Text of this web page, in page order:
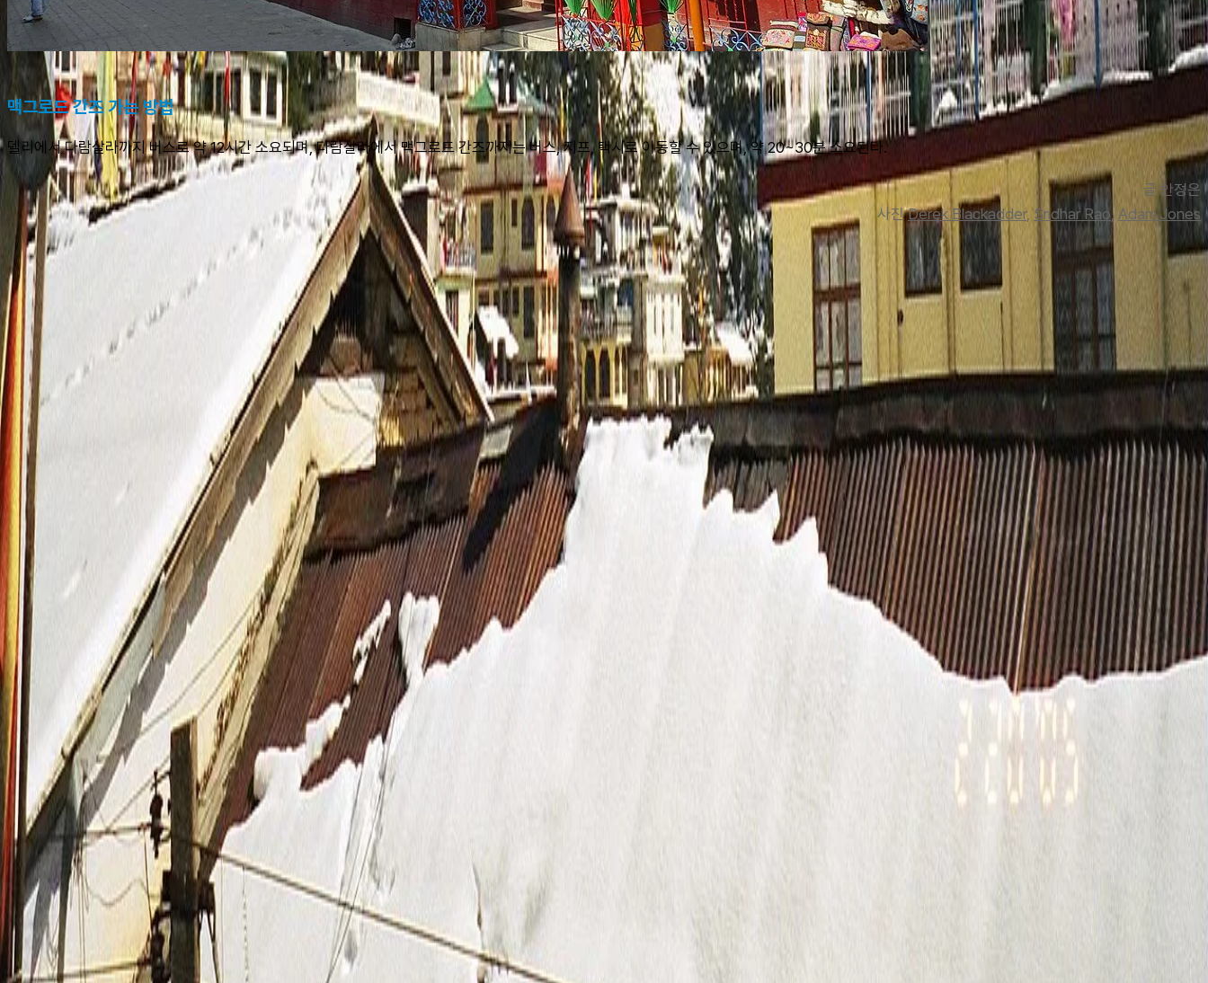
맥그로드 간즈 가는 방법
델리에서 다람살라까지 버스로 약 12시간 소요되며, 다람살라에서 맥그로드 간즈까지는 버스, 지프, 택시로 이동할 수 있으며, 약 20~30분 소요된다.
글 안정은
사진 Derek Blackadder, Sridhar Rao, Adam Jones
맨 위로
여행지
아프리카
중남미
북미
스타일
익스페디션
신발끈 정보
신발끈스토리
99 different holidays
세계여행정보
여행공식
체력지수와 서비스레벨
가이드 운영 안내
여행지
스타일
신발끈 정보
문의전화 02-333-4151
상담시간평일 09:30 ~ 17:30 (주말·공휴일 휴무)
입금안내하나은행 298-910003-08304 신발끈